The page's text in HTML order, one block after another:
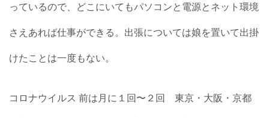
っているので、どこにいてもパソコンと電源とネット環境
さえあれば仕事ができる。出張については娘を置いて出掛
けたことは一度もない。
コロナウイルス 前は月に１回〜２回 東京・大阪・京都